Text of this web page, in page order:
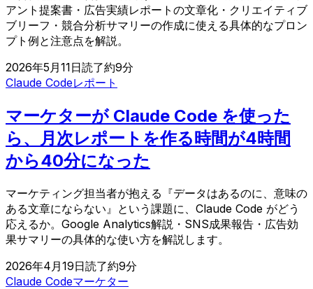
アント提案書・広告実績レポートの文章化・クリエイティブ
ブリーフ・競合分析サマリーの作成に使える具体的なプロン
プト例と注意点を解説。
2026年5月11日読了約9分
Claude Codeレポート
マーケターが Claude Code を使った
ら、月次レポートを作る時間が4時間
から40分になった
マーケティング担当者が抱える『データはあるのに、意味の
ある文章にならない』という課題に、Claude Code がどう
応えるか。Google Analytics解説・SNS成果報告・広告効
果サマリーの具体的な使い方を解説します。
2026年4月19日読了約9分
Claude Codeマーケター